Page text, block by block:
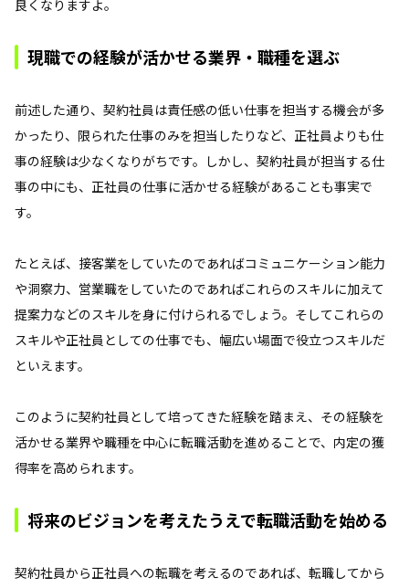
良くなりますよ。
現職での経験が活かせる業界・職種を選ぶ
前述した通り、契約社員は責任感の低い仕事を担当する機会が多
かったり、限られた仕事のみを担当したりなど、正社員よりも仕
事の経験は少なくなりがちです。しかし、契約社員が担当する仕
事の中にも、正社員の仕事に活かせる経験があることも事実で
す。
たとえば、接客業をしていたのであればコミュニケーション能力
や洞察力、営業職をしていたのであればこれらのスキルに加えて
提案力などのスキルを身に付けられるでしょう。そしてこれらの
スキルや正社員としての仕事でも、幅広い場面で役立つスキルだ
といえます。
このように契約社員として培ってきた経験を踏まえ、その経験を
活かせる業界や職種を中心に転職活動を進めることで、内定の獲
得率を高められます。
将来のビジョンを考えたうえで転職活動を始める
契約社員から正社員への転職を考えるのであれば、転職してから